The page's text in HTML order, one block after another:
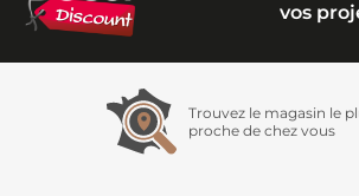
vos
Trouvez le magasin le
proche de chez vous